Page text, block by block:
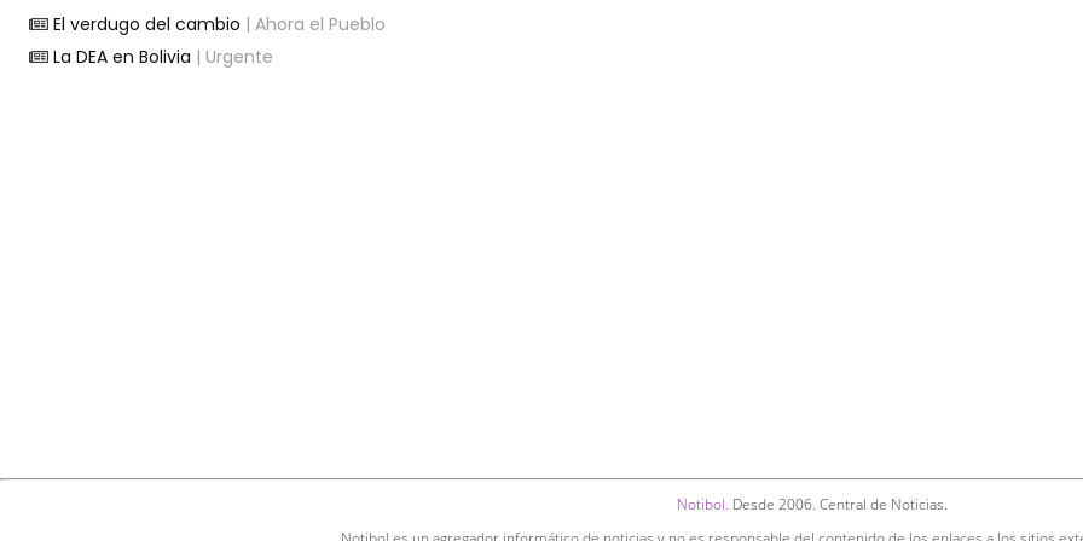
El verdugo del cambio | Ahora el Pueblo
La DEA en Bolivia | Urgente
Notibol. Desde 2006. Central de Noticias.